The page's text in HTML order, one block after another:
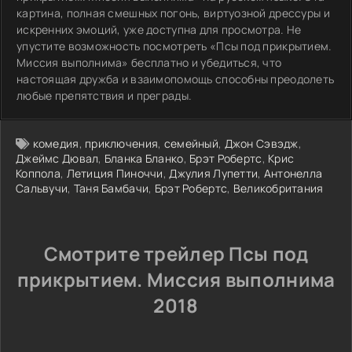
картина, полная смешных погонь, виртуозной дрессуры и
искренних эмоций, уже доступна для просмотра. Не
упустите возможность посмотреть «Псы под прикрытием.
Миссия выполнима» бесплатно и убедиться, что
настоящая дружба и взаимопомощь способны преодолеть
любые препятствия и преграды.
комедия, приключения, семейный, Джон Сэвэдж,
Джеймс Дювал, Бланка Бланко, Брэт Робертс, Крис
Коппола, Летиция Пиноччи,Джулия Лупетти, Антонелла
Сальвучи, Таня Бамбачи, Брэт Робертс, Великобритания
Смотрите трейлер Псы под
прикрытием. Миссия выполнима
2018